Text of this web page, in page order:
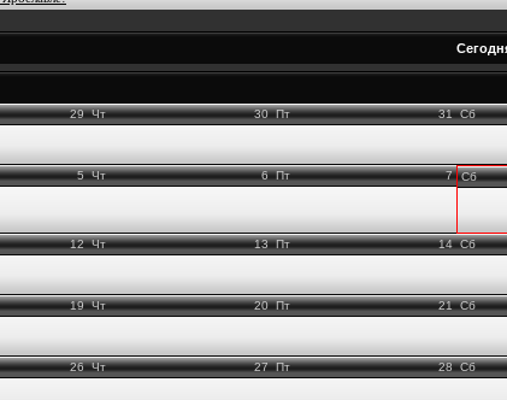
29 30
Чт 31
Пт Сб
5 6
Чт 7
Пт Сб
12 13
Чт 14
Пт Сб
19 20
Чт 21
Пт Сб
26 27
Чт 28
Пт Сб